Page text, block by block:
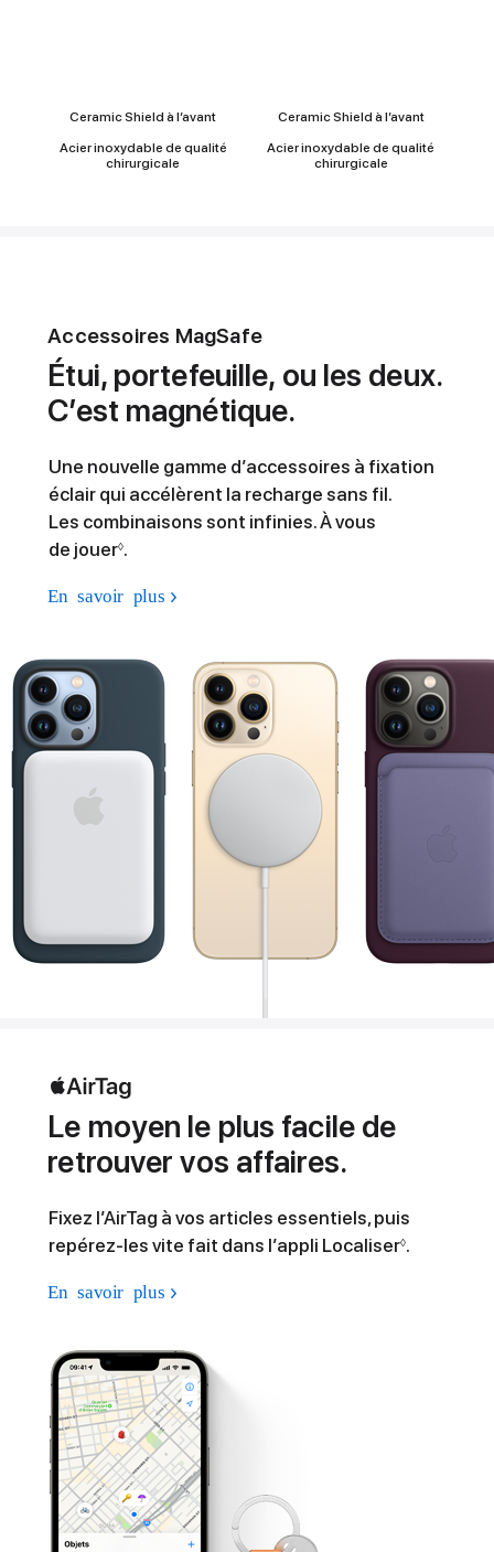
Ceramic Shield à l’avant
Acier inoxydable de qualité
chirurgicale
Ceramic Shield à l’avant
Acier inoxydable de qualité
chirurgicale
Accessoires MagSafe
Étui, portefeuille, ou les deux.
C’est magnétique.
Une nouvelle gamme d’accessoires à fixation
éclair qui accélèrent la recharge sans fil.
Les combinaisons sont infinies. À vous
de jouer◊.
En savoir plus
Le moyen le plus facile de
retrouver vos affaires.
Fixez l’AirTag à vos articles essentiels, puis
repérez-les vite fait dans l’appli Localiser◊.
En savoir plus